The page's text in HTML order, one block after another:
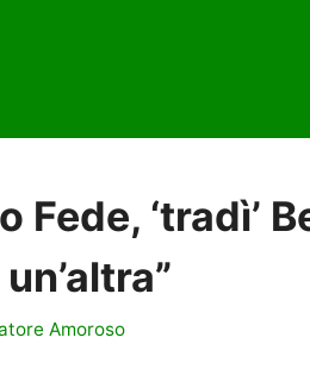
Fede, ‘tradì’
Amoroso